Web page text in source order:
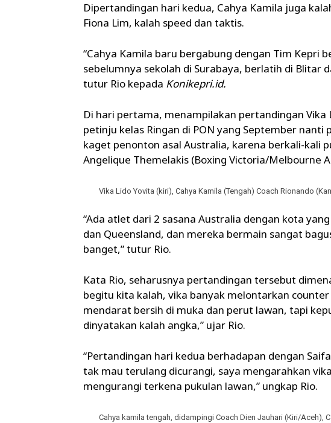
Dipertandingan hari kedua, Cahya Kamila juga
Fiona Lim, kalah speed dan taktis.
“Cahya Kamila baru bergabung dengan Tim Kepri
sebelumnya sekolah di Surabaya, berlatih di Blitar
tutur Rio kepada Konikepri.id.
Di hari pertama, menampilakan pertandingan Vika
petinju kelas Ringan di PON yang September
kaget penonton asal Australia, karena berkali-kali
Angelique Themelakis (Boxing Victoria/Melbourne
Vika Lido Yovita (kiri), Cahya Kamila (Tengah) Coach Rionando
“Ada atlet dari 2 sasana Australia dengan kota
dan Queensland, dan mereka bermain sangat
banget,” tutur Rio.
Kata Rio, seharusnya pertandingan tersebut
begitu kita kalah, vika banyak melontarkan
mendarat bersih di muka dan perut lawan, tapi
dinyatakan kalah angka,” ujar Rio.
“Pertandingan hari kedua berhadapan dengan
tak mau terulang dicurangi, saya mengarahkan
mengurangi terkena pukulan lawan,” ungkap Rio.
Cahya kamila tengah, didampingi Coach Dien Jauhari (Kiri/Aceh),